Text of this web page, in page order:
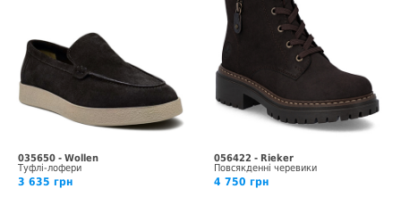
035650 - Wollen
Туфлі-лофери
3 635 грн
056422 - Rieker
Повсякденні черевики
4 750 грн